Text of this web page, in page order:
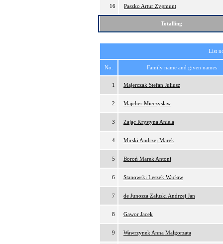
16 Paszko Artur Zygmunt
Totalling
List
No. Family name and given names
1 Majerczak Stefan Juliusz
2 Majcher Mieczysław
3 Zając Krystyna Aniela
4 Mirski Andrzej Marek
5 Boroń Marek Antoni
6 Stanowski Leszek Wacław
7 de Junosza Załuski Andrzej Jan
8 Gawor Jacek
9 Wawrzynek Anna Małgorzata